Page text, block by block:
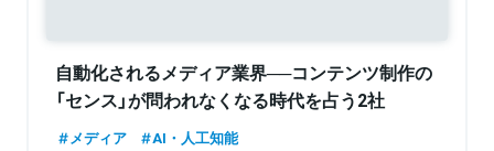
自動化されるメディア業界──コンテンツ制作の
「センス」が問われなくなる時代を占う2社
メディア AI・人工知能